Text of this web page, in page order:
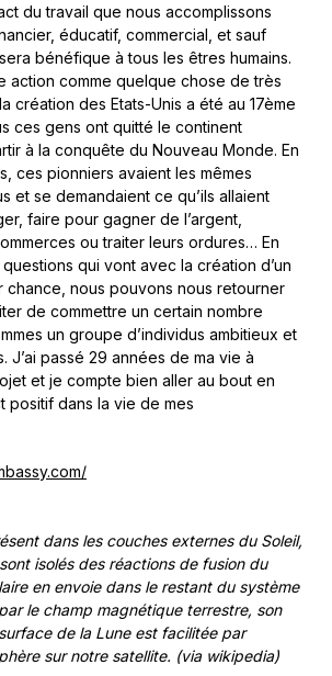
du travail que nous accomplissons
éducatif, commercial, et sauf
bénéfique à tous les êtres humains.
action comme quelque chose de très
création des Etats-Unis a été au 17ème
ces gens ont quitté le continent
à la conquête du Nouveau Monde. En
ces pionniers avaient les mêmes
et se demandaient ce qu’ils allaient
faire pour gagner de l’argent,
ou traiter leurs ordures… En
qui vont avec la création d’un
chance, nous pouvons nous retourner
de commettre un certain nombre
un groupe d’individus ambitieux et
J’ai passé 29 années de ma vie à
et je compte bien aller au bout en
positif dans la vie de mes
dans les couches externes du Soleil,
isolés des réactions de fusion du
en envoie dans le restant du système
le champ magnétique terrestre, son
de la Lune est facilitée par
sur notre satellite. (via wikipedia)